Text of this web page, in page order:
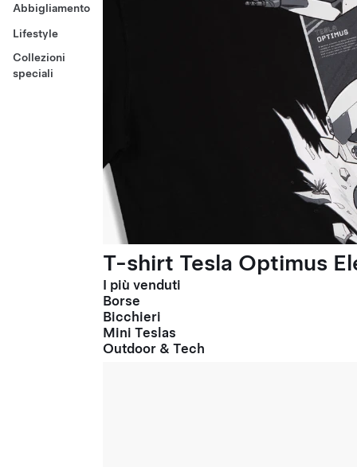
Abbigliamento
Lifestyle
Collezioni
speciali
T-shirt Tesla Optimus
I più venduti
Borse
Bicchieri
Mini Teslas
Outdoor & Tech